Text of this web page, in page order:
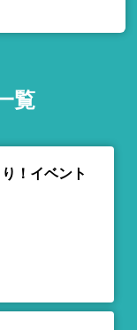
覧
！イベント